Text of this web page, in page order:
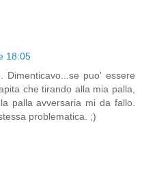
18:05
Dimenticavo...se puo' essere
che tirando alla mia palla,
palla avversaria mi da fallo.
problematica. ;)